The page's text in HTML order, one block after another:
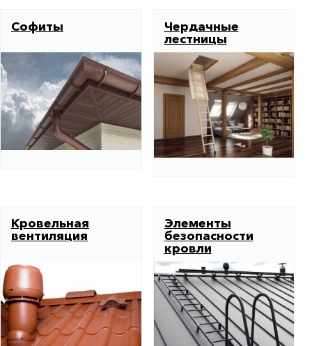
Софиты
Чердачные
лестницы
Кровельная
вентиляция
Элементы
безопасности
кровли